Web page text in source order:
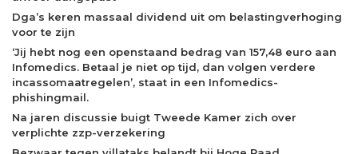
Dga’s keren massaal dividend uit om belastingverhoging
voor te zijn
‘Jij hebt nog een openstaand bedrag van 157,48 euro aan
Infomedics. Betaal je niet op tijd, dan volgen verdere
incassomaatregelen’, staat in een Infomedics-
phishingmail.
Na jaren discussie buigt Tweede Kamer zich over
verplichte zzp-verzekering